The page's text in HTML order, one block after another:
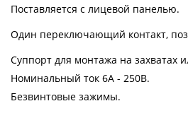
Поставляется с лицевой панелью.
Один переключающий контакт,
Суппорт для монтажа на захватах
Номинальный ток 6А - 250В.
Безвинтовые зажимы.